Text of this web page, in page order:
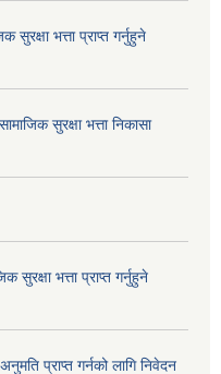
भत्ता प्राप्त गर्नुहुने
सुरक्षा भत्ता निकासा
भत्ता प्राप्त गर्नुहुने
प्राप्त गर्नको लागि निवेदन